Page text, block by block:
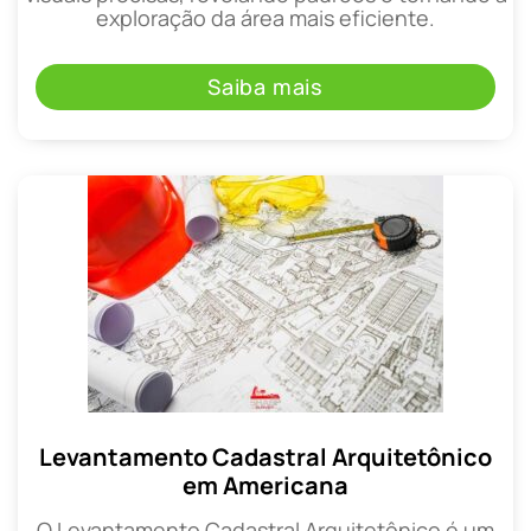
exploração da área mais eficiente.
Saiba mais
Levantamento Cadastral Arquitetônico
em Americana